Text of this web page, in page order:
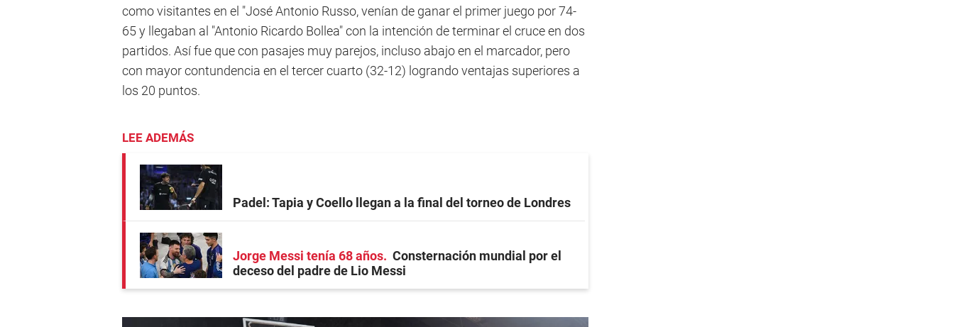
como visitantes en el "José Antonio Russo, venían de ganar el primer juego por 74-
65 y llegaban al "Antonio Ricardo Bollea" con la intención de terminar el cruce en dos
partidos. Así fue que con pasajes muy parejos, incluso abajo en el marcador, pero
con mayor contundencia en el tercer cuarto (32-12) logrando ventajas superiores a
los 20 puntos.
LEE ADEMÁS
Padel: Tapia y Coello llegan a la final del torneo de Londres
Jorge Messi tenía 68 años
Consternación mundial por el
deceso del padre de Lio Messi